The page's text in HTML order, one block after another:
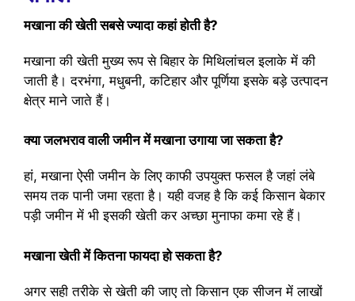
मखाना की खेती सबसे ज्यादा कहां होती है?
मखाना की खेती मुख्य रूप से बिहार के मिथिलांचल इलाके में की
जाती है। दरभंगा, मधुबनी, कटिहार और पूर्णिया इसके बड़े उत्पादन
क्षेत्र माने जाते हैं।
क्या जलभराव वाली जमीन में मखाना उगाया जा सकता है?
हां, मखाना ऐसी जमीन के लिए काफी उपयुक्त फसल है जहां लंबे
समय तक पानी जमा रहता है। यही वजह है कि कई किसान बेकार
पड़ी जमीन में भी इसकी खेती कर अच्छा मुनाफा कमा रहे हैं।
मखाना खेती में कितना फायदा हो सकता है?
अगर सही तरीके से खेती की जाए तो किसान एक सीजन में लाखों